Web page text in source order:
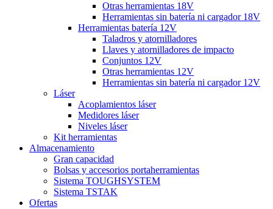
Otras herramientas 18V
Herramientas sin batería ni cargador 18V
Herramientas batería 12V
Taladros y atornilladores
Llaves y atornilladores de impacto
Conjuntos 12V
Otras herramientas 12V
Herramientas sin batería ni cargador 12V
Láser
Acoplamientos láser
Medidores láser
Niveles láser
Kit herramientas
Almacenamiento
Gran capacidad
Bolsas y accesorios portaherramientas
Sistema TOUGHSYSTEM
Sistema TSTAK
Ofertas